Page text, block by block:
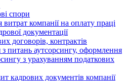
спори
компанії на оплату праці
документації
договорів, контрактів
питань аутсорсингу, оформлення
з урахуванням податкових
кадрових документів компанії